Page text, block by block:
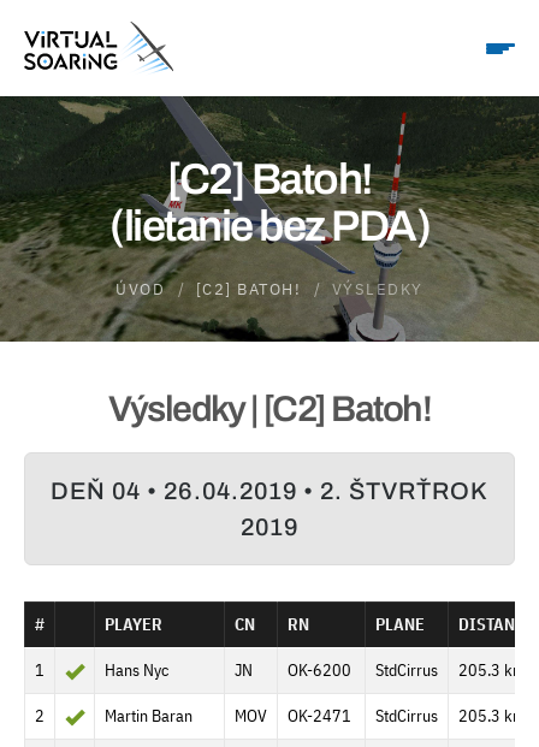
[C2] Batoh!
(lietanie bez PDA)
ÚVOD [C2] BATOH! VÝSLEDKY
Výsledky | [C2] Batoh!
DEŇ 04 • 26.04.2019 • 2. ŠTVRŤROK
2019
# PLAYER CN RN PLANE DISTANCE
1 Hans Nyc JN OK-6200 StdCirrus 205.3 km
2 Martin Baran MOV OK-2471 StdCirrus 205.3 km